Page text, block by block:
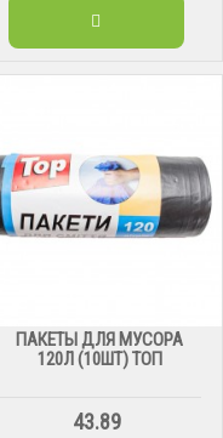
ПАКЕТЫ ДЛЯ МУСОРА
120Л (10ШТ) ТОП
43.89